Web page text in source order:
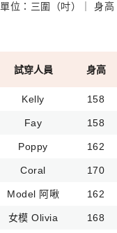
單位：三圍（吋）｜ 身高
試穿人員 身高
Kelly 158
Fay 158
Poppy 162
Coral 170
Model 阿啾 162
女模 Olivia 168